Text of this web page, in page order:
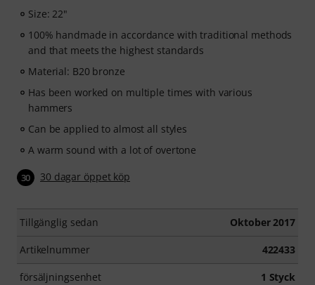
Size: 22"
100% handmade in accordance with traditional methods
and that meets the highest standards
Material: B20 bronze
Has been worked on multiple times with various
hammers
Can be applied to almost all styles
A warm sound with a lot of overtone
30 30 dagar öppet köp
Tillgänglig sedan Oktober 2017
Artikelnummer 422433
försäljningsenhet 1 Styck